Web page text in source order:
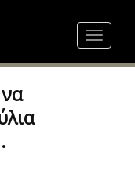
Toggle